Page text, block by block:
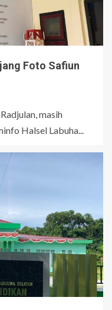
Foto Safiun
masih
Halsel Labuha...